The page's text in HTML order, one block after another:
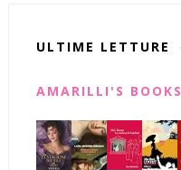
ULTIME LETTURE
AMARILLI'S BOOKS